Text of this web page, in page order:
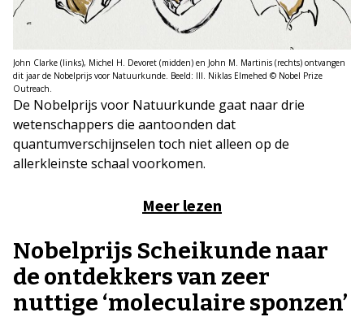
John Clarke (links), Michel H. Devoret (midden) en John M. Martinis (rechts) ontvangen
dit jaar de Nobelprijs voor Natuurkunde. Beeld: Ill. Niklas Elmehed © Nobel Prize
Outreach.
De Nobelprijs voor Natuurkunde gaat naar drie
wetenschappers die aantoonden dat
quantumverschijnselen toch niet alleen op de
allerkleinste schaal voorkomen.
Meer lezen
Nobelprijs Scheikunde naar
de ontdekkers van zeer
nuttige ‘moleculaire sponzen’